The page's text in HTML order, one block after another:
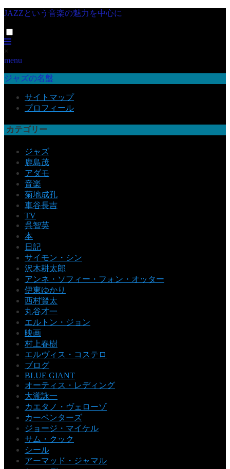
JAZZという音楽の魅力を中心に
×
menu
ジャズの名盤
サイトマップ
プロフィール
カテゴリー
ジャズ
鹿島茂
アダモ
音楽
菊地成孔
車谷長吉
TV
呉智英
本
日記
サイモン・シン
沢木耕太郎
アンネ・ソフィー・フォン・オッター
伊東ゆかり
西村賢太
丸谷才一
エルトン・ジョン
映画
村上春樹
エルヴィス・コステロ
ブログ
BLUE GIANT
オーティス・レディング
大瀧詠一
カエタノ・ヴェローゾ
カーペンターズ
ジョージ・マイケル
サム・クック
シール
アーマッド・ジャマル